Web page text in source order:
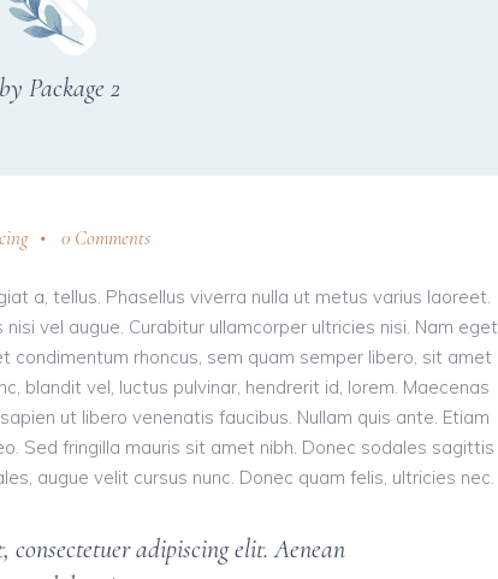
Package 2
0 Comments
a, tellus. Phasellus viverra nulla ut metus varius laoreet.
vel augue. Curabitur ullamcorper ultricies nisi. Nam eget
condimentum rhoncus, sem quam semper libero, sit amet
blandit vel, luctus pulvinar, hendrerit id, lorem. Maecenas
ut libero venenatis faucibus. Nullam quis ante. Etiam
Sed fringilla mauris sit amet nibh. Donec sodales sagittis
augue velit cursus nunc. Donec quam felis, ultricies nec.
adipiscing elit. Aenean